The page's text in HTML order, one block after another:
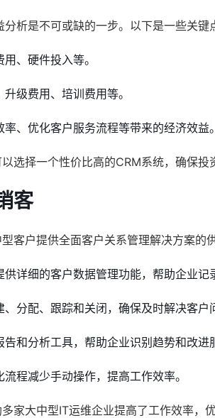
析是不可或缺的一步。以下是一些关键
、硬件投入等。
级费用、培训费用等。
率、优化客户服务流程等带来的经济效益。
选择一个性价比高的CRM系统，确保投
客
客户提供全面客户关系管理解决方案的
供详细的客户数据管理功能，帮助企业记
、分配、跟踪和关闭，确保及时解决客户
告和分析工具，帮助企业识别趋势和改进
流程减少手动操作，提高工作效率。
家大中型IT运维企业提高了工作效率，